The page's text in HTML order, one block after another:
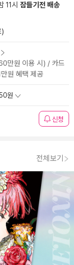
11시 잠들기전 배송
만원 이용 시) / 카드
원 혜택 제공
원
신청
전체보기